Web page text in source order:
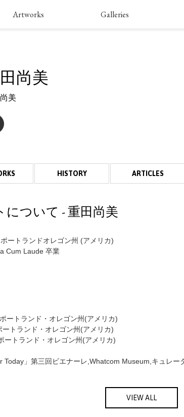
Artworks Galleries
尚美
美
HISTORY ARTICLES
ついて - 重田尚美
ートランドオレゴン州 (アメリカ)
Cum Laude 卒業
ートランド・オレゴン州(アメリカ)
トランド・オレゴン州(アメリカ)
ートランド・オレゴン州(アメリカ)
Today」第三回ビエナーレ,Whatcom Museum,キュレー
VIEW ALL